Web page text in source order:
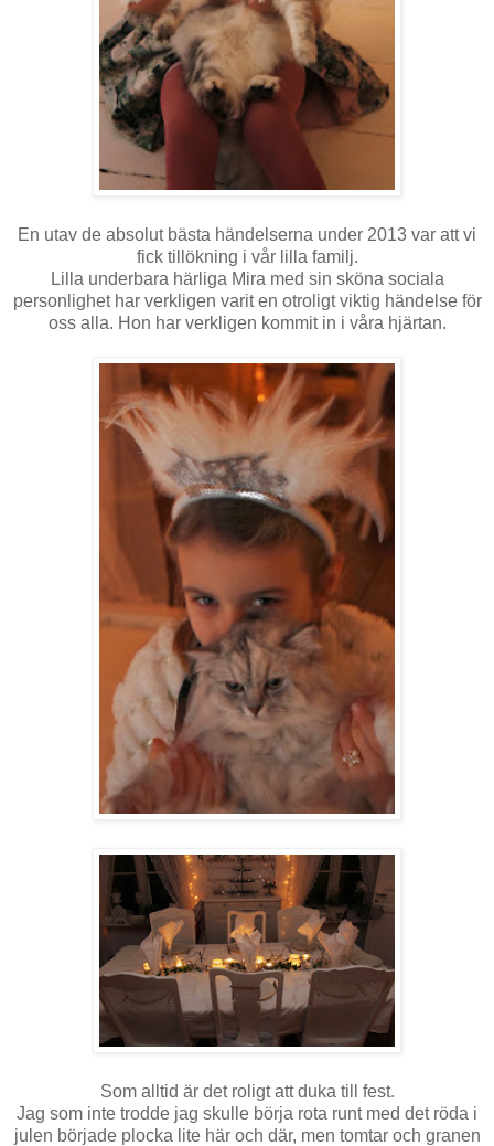
En utav de absolut bästa händelserna under 2013 var att vi
fick tillökning i vår lilla familj.
Lilla underbara härliga Mira med sin sköna sociala
personlighet har verkligen varit en otroligt viktig händelse för
oss alla. Hon har verkligen kommit in i våra hjärtan.
Som alltid är det roligt att duka till fest.
Jag som inte trodde jag skulle börja rota runt med det röda i
julen började plocka lite här och där, men tomtar och granen